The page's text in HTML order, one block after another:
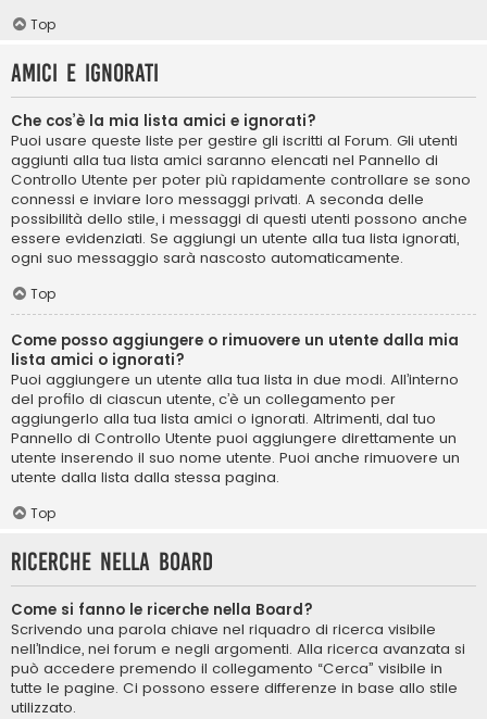
Top
Amici e ignorati
Che cos’è la mia lista amici e ignorati?
Puoi usare queste liste per gestire gli iscritti al Forum. Gli utenti
aggiunti alla tua lista amici saranno elencati nel Pannello di
Controllo Utente per poter più rapidamente controllare se sono
connessi e inviare loro messaggi privati. A seconda delle
possibilità dello stile, i messaggi di questi utenti possono anche
essere evidenziati. Se aggiungi un utente alla tua lista ignorati,
ogni suo messaggio sarà nascosto automaticamente.
Top
Come posso aggiungere o rimuovere un utente dalla mia
lista amici o ignorati?
Puoi aggiungere un utente alla tua lista in due modi. All’interno
del profilo di ciascun utente, c’è un collegamento per
aggiungerlo alla tua lista amici o ignorati. Altrimenti, dal tuo
Pannello di Controllo Utente puoi aggiungere direttamente un
utente inserendo il suo nome utente. Puoi anche rimuovere un
utente dalla lista dalla stessa pagina.
Top
Ricerche nella Board
Come si fanno le ricerche nella Board?
Scrivendo una parola chiave nel riquadro di ricerca visibile
nell’Indice, nei forum e negli argomenti. Alla ricerca avanzata si
può accedere premendo il collegamento “Cerca” visibile in
tutte le pagine. Ci possono essere differenze in base allo stile
utilizzato.